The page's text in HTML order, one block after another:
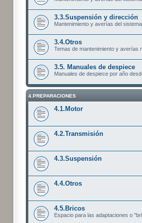
3.3.Suspensión y dirección
Mantenimiento y averías del
3.4.Otros
Temas de mantenimiento y averías
3.5. Manuales de despiece
Manuales de despiece por año
4.PREPARACIONES
4.1.Motor
4.2.Transmisión
4.3.Suspensión
4.4.Otros
4.5.Bricos
Espacio para las adaptaciones o